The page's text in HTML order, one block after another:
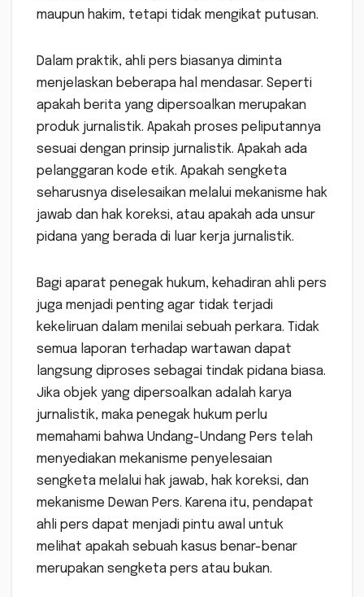
maupun hakim, tetapi tidak mengikat putusan.
Dalam praktik, ahli pers biasanya diminta
menjelaskan beberapa hal mendasar. Seperti
apakah berita yang dipersoalkan merupakan
produk jurnalistik. Apakah proses peliputannya
sesuai dengan prinsip jurnalistik. Apakah ada
pelanggaran kode etik. Apakah sengketa
seharusnya diselesaikan melalui mekanisme hak
jawab dan hak koreksi, atau apakah ada unsur
pidana yang berada di luar kerja jurnalistik.
Bagi aparat penegak hukum, kehadiran ahli pers
juga menjadi penting agar tidak terjadi
kekeliruan dalam menilai sebuah perkara. Tidak
semua laporan terhadap wartawan dapat
langsung diproses sebagai tindak pidana biasa.
Jika objek yang dipersoalkan adalah karya
jurnalistik, maka penegak hukum perlu
memahami bahwa Undang-Undang Pers telah
menyediakan mekanisme penyelesaian
sengketa melalui hak jawab, hak koreksi, dan
mekanisme Dewan Pers. Karena itu, pendapat
ahli pers dapat menjadi pintu awal untuk
melihat apakah sebuah kasus benar-benar
merupakan sengketa pers atau bukan.